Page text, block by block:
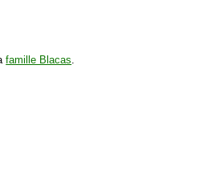
famille Blacas.